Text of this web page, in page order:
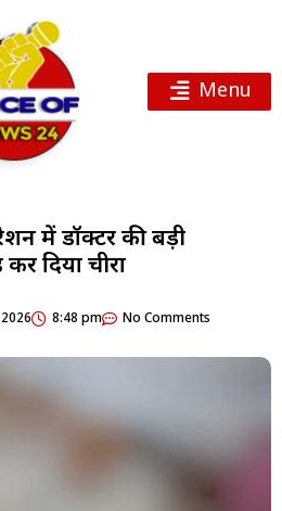
Menu
में डॉक्टर की बड़ी
दिया चीरा
8:48 pm No Comments